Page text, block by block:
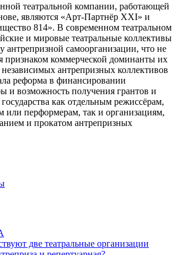
театральной компании, работающей
являются «Арт-Партнёр XXI» и
814». В современном театральном
и мировые театральные коллективы
антрепризной самоорганизации, что не
признаком коммерческой доминанты их
независимых антрепризных коллективов
реформа в финансировании
и возможность получения грантов и
как отдельным режиссёрам,
или перформерам, так и организациям,
и прокатом антрепризных
две театральные организации